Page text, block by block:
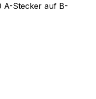
A-Stecker auf B-